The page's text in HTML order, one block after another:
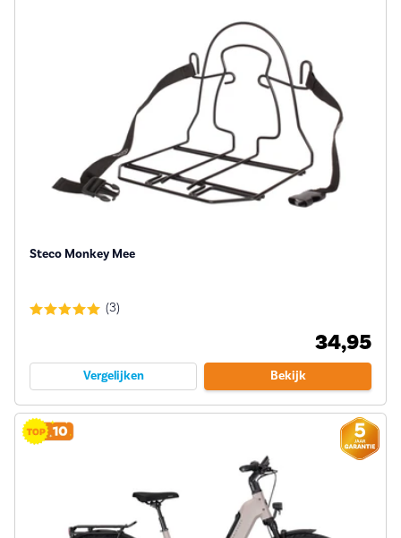
Steco Monkey Mee
(3)
34,95
Vergelijken Bekijk